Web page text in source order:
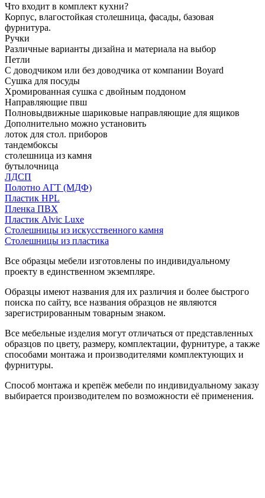
Что входит в комплект кухни?
Корпус, влагостойкая столешница, фасады, базовая
фурнитура.
Ручки
Различные варианты дизайна и материала на выбор
Петли
С доводчиком или без доводчика от компании Boyard
Сушка для посуды
Хромированная сушка с двойным поддоном
Направляющие пвш
Полновыдвижные шариковые направляющие для ящиков
Дополнительно можно установить
лоток для стол. приборов
тандембоксы
столешница из камня
бутылочница
ЛДСП
Полотно АГТ (МДФ)
Пластик HPL
Пленка ПВХ
Пластик Alvic Luxe
Столешницы из искусственного камня
Столешницы из пластика
Все образцы мебели изготовлены по индивидуальному
проекту в единственном экземпляре.
Образцы имеют названия для их различия и более быстрого
поиска по сайту, все названия образцов не являются
зарегистрированным товарным знаком.
Все мебельные изделия могут отличаться от представленных
образцов по цвету, размеру, комплектации, фурнитуре, а также
способами монтажа и производителями комплектующих и
фурнитуры.
Способ монтажа и крепёж мебели по индивидуальному заказу
выбирается производителем по возможности её применения.